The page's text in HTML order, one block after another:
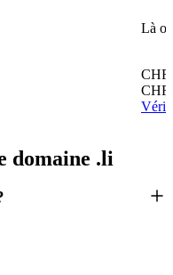
Là
CHF
CHF
domaine .li